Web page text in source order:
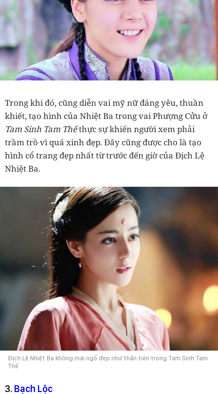
Trong khi đó, cũng diễn vai mỹ nữ đáng yêu, thuần
khiết, tạo hình của Nhiệt Ba trong vai Phượng Cửu ở
Tam Sinh Tam Thếthực sự khiến người xem phải
trầm trồ vì quá xinh đẹp. Đây cũng được cho là tạo
hình cổ trang đẹp nhất từ trước đến giờ của Địch Lệ
Nhiệt Ba.
Địch Lệ Nhiệt Ba không mái ngố đẹp như thần tiên trong Tam Sinh Tam
Thế
3. Bạch Lộc